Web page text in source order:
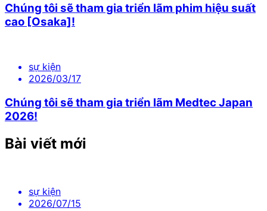
Chúng tôi sẽ tham gia triển lãm phim hiệu suất
cao [Osaka]!
sự kiện
2026/03/17
Chúng tôi sẽ tham gia triển lãm Medtec Japan
2026!
Bài viết mới
sự kiện
2026/07/15